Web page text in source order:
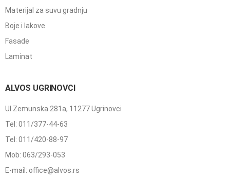
Materijal za suvu gradnju
Boje i lakove
Fasade
Laminat
ALVOS UGRINOVCI
Ul Zemunska 281a, 11277 Ugrinovci
Tel: 011/377-44-63
Tel: 011/420-88-97
Mob: 063/293-053
E-mail: office@alvos.rs